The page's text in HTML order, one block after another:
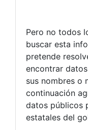
Pero no todos
buscar esta
pretende
encontrar
sus nombres o
continuación
datos públicos
estatales del